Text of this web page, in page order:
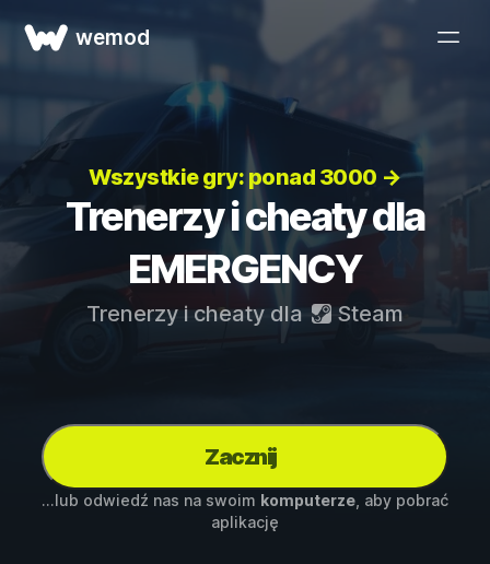
wemod
Wszystkie gry: ponad 3000 →
Trenerzy i cheaty dla
EMERGENCY
Trenerzy i cheaty dla Steam
Zacznij
...lub odwiedź nas na swoim komputerze , aby pobrać
aplikację